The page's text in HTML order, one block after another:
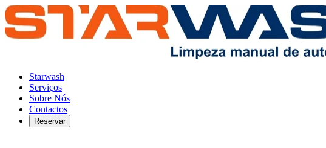
Starwash
Serviços
Sobre Nós
Contactos
Reservar